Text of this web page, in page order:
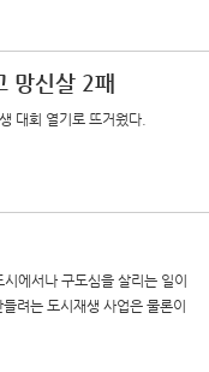
망신살 2패
대회 열기로 뜨거웠다.
에서나 구도심을 살리는 일이
려는 도시재생 사업은 물론이